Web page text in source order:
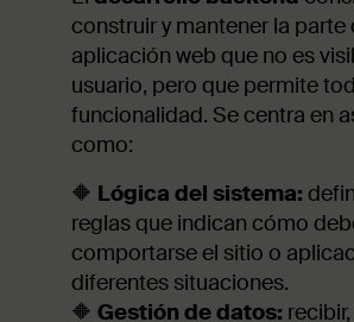
construir y mantener la parte
aplicación web que no es
usuario, pero que permite
funcionalidad. Se centra en
como:
🔶 Lógica del sistema:
reglas que indican cómo
comportarse el sitio o
diferentes situaciones.
🔶 Gestión de datos: